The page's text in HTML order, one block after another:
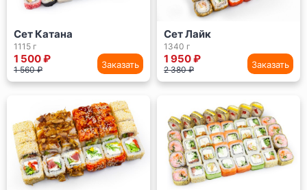
Сет Катана
1115 г
1 500 ₽
1 560 ₽ Заказать
Сет Лайк
1340 г
1 950 ₽
2 380 ₽ Заказать